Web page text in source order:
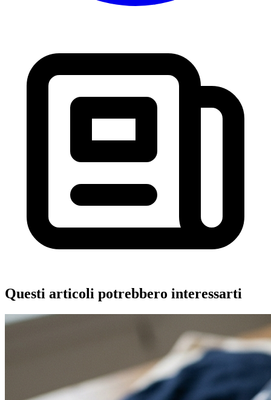
Questi articoli potrebbero interessarti